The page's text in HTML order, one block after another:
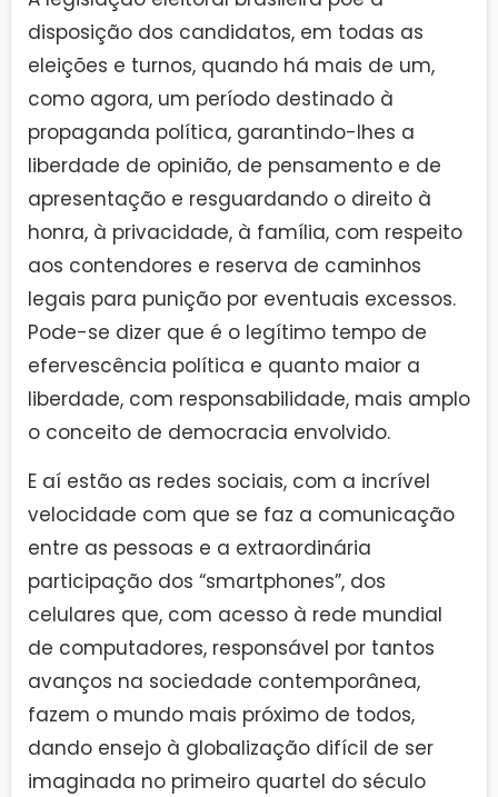
disposição dos candidatos, em todas as
eleições e turnos, quando há mais de um,
como agora, um período destinado à
propaganda política, garantindo-lhes a
liberdade de opinião, de pensamento e de
apresentação e resguardando o direito à
honra, à privacidade, à família, com respeito
aos contendores e reserva de caminhos
legais para punição por eventuais excessos.
Pode-se dizer que é o legítimo tempo de
efervescência política e quanto maior a
liberdade, com responsabilidade, mais amplo
o conceito de democracia envolvido.
E aí estão as redes sociais, com a incrível
velocidade com que se faz a comunicação
entre as pessoas e a extraordinária
participação dos “smartphones”, dos
celulares que, com acesso à rede mundial
de computadores, responsável por tantos
avanços na sociedade contemporânea,
fazem o mundo mais próximo de todos,
dando ensejo à globalização difícil de ser
imaginada no primeiro quartel do século